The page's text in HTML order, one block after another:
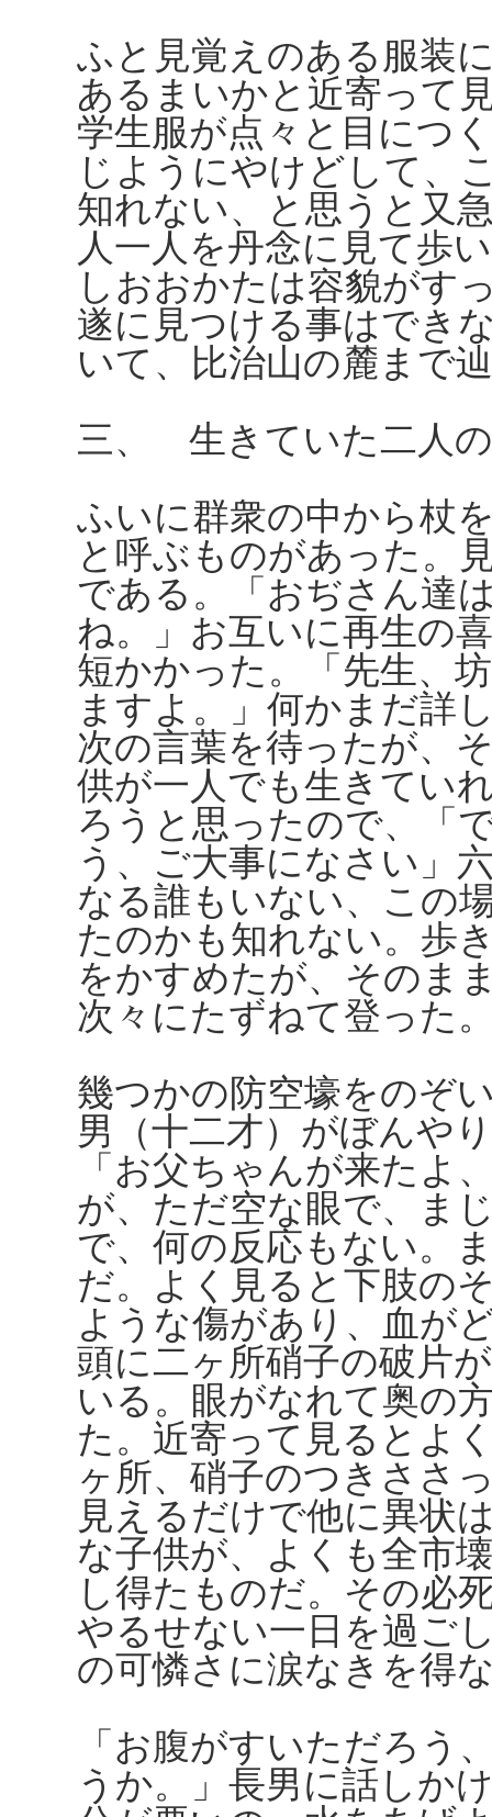
ふと見覚えのある服装
あるまいかと近寄って
学生服が点々と目につ
じようにやけどして、
知れない、と思うと又
人一人を丹念に見て歩
しおおかたは容貌がす
遂に見つける事はでき
いて、比治山の麓まで
三、 生きていた二人
ふいに群衆の中から杖
と呼ぶものがあった。
である。「おぢさん達
ね。」お互いに再生の
短かかった。「先生、
ますよ。」何かまだ詳
次の言葉を待ったが、
供が一人でも生きてい
ろうと思ったので、「
う、ご大事になさい」
なる誰もいない、この
たのかも知れない。歩
をかすめたが、そのま
次々にたずねて登った
幾つかの防空壕をのぞ
男（十二才）がぼんや
「お父ちゃんが来たよ
が、ただ空な眼で、ま
で、何の反応もない。
だ。よく見ると下肢の
ような傷があり、血が
頭に二ヶ所硝子の破片
いる。眼がなれて奥の
た。近寄って見るとよ
ヶ所、硝子のつきささ
見えるだけで他に異状
な子供が、よくも全市
し得たものだ。その必
やるせない一日を過ご
の可憐さに涙なきを得
「お腹がすいただろう
うか。」長男に話しか